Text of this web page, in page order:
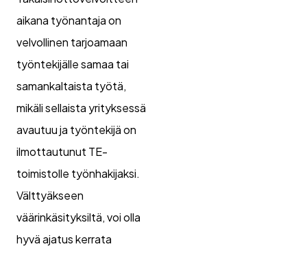
aikana työnantaja on
velvollinen tarjoamaan
työntekijälle samaa tai
samankaltaista työtä,
mikäli sellaista yrityksessä
avautuu ja työntekijä on
ilmottautunut TE-
toimistolle työnhakijaksi.
Välttyäkseen
väärinkäsityksiltä, voi olla
hyvä ajatus kerrata